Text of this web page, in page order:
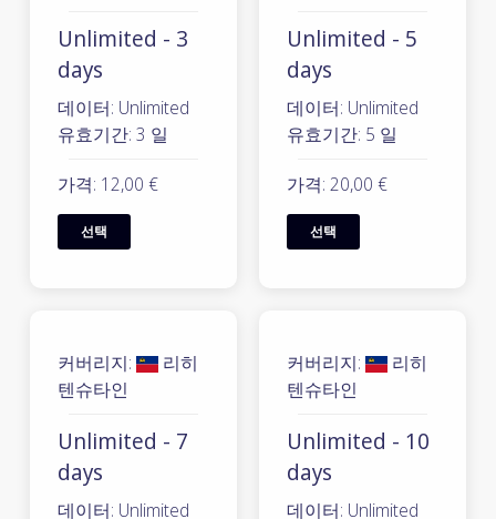
Unlimited - 3
days
데이터: Unlimited
유효기간: 3 일
가격: 12,00 €
선택
Unlimited - 5
days
데이터: Unlimited
유효기간: 5 일
가격: 20,00 €
선택
커버리지:
리히
텐슈타인
Unlimited - 7
days
데이터: Unlimited
커버리지:
리히
텐슈타인
Unlimited - 10
days
데이터: Unlimited